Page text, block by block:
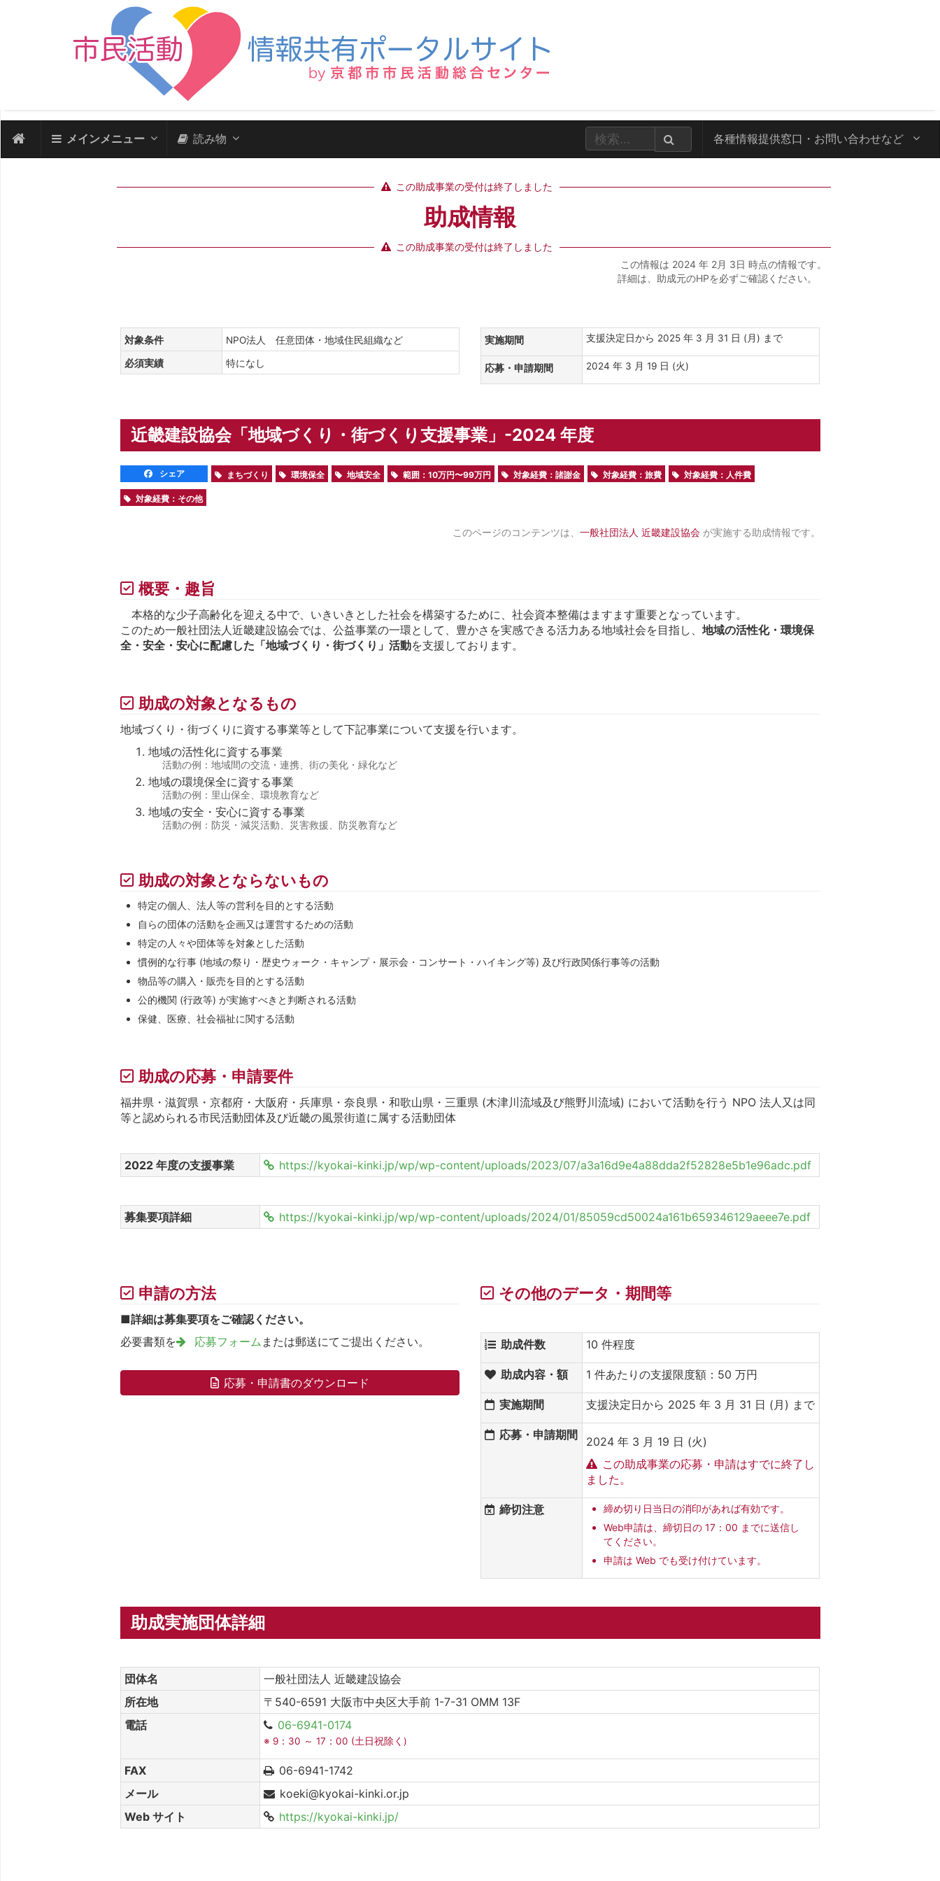
メインメニュー 読み物 各種情報提供窓口・ お問い合わせなど
この助成事業の受付は終了しました
助成情報
この助成事業の受付は終了しました
この情報は 2024 年 2月 3日 時点の情報です。
詳細は、助成元のHPを必ずご確認ください。
対象条件 NPO法人 任意団体・地域住民組織など
必須実績 特になし
実施期間 支援決定日から 2025 年 3 月 31 日 (月) まで
応募・申請期間 2024 年 3 月 19 日 (火)
近畿建設協会「地域づくり・街づくり支援事業」-2024 年度
シェア まちづくり 環境保全 地域安全 範囲：10万円〜99万円 対象経費：諸謝金 対象経費：旅費 対象経費：人件費
対象経費：その他
このページのコンテンツは、 一般社団法人 近畿建設協会が実施する助成情報です。
概要・趣旨
本格的な少子高齢化を迎える中で、いきいきとした社会を構築するために、社会資本整備はますます重要となっています。
このため一般社団法人近畿建設協会では、公益事業の一環として、豊かさを実感できる活力ある地域社会を目指し、地域の活性化・環境保
全・安全・安心に配慮した「地域づくり・街づくり」活動を支援しております。
助成の対象となるもの
地域づくり・街づくりに資する事業等として下記事業について支援を行います。
地域の活性化に資する事業
活動の例：地域間の交流・連携、街の美化・緑化など
地域の環境保全に資する事業
活動の例：里山保全、環境教育など
地域の安全・安心に資する事業
活動の例：防災・減災活動、災害救援、防災教育など
助成の対象とならないもの
特定の個人、法人等の営利を目的とする活動
自らの団体の活動を企画又は運営するための活動
特定の人々や団体等を対象とした活動
慣例的な行事 (地域の祭り・歴史ウォーク・キャンプ・展示会・コンサート・ハイキング等) 及び行政関係行事等の活動
物品等の購入・販売を目的とする活動
公的機関 (行政等) が実施すべきと判断される活動
保健、医療、社会福祉に関する活動
助成の応募・申請要件
福井県・滋賀県・京都府・大阪府・兵庫県・奈良県・和歌山県・三重県 (木津川流域及び熊野川流域) において活動を行う NPO 法人又は同
等と認められる市民活動団体及び近畿の風景街道に属する活動団体
2022 年度の支援事業 https://kyokai-kinki.jp/wp/wp-content/uploads/2023/07/a3a16d9e4a88dda2f52828e5b1e96adc.pdf
募集要項詳細 https://kyokai-kinki.jp/wp/wp-content/uploads/2024/01/85059cd50024a161b659346129aeee7e.pdf
申請の方法
■詳細は募集要項をご確認ください。
必要書類を
応募フォーム または郵送にてご提出ください。
応募・申請書のダウンロード
その他のデータ・期間等
助成件数 10 件程度
助成内容・額 1 件あたりの支援限度額：50 万円
実施期間 支援決定日から 2025 年 3 月 31 日 (月) まで
応募・申請期間
2024 年 3 月 19 日 (火)
この助成事業の応募・申請はすでに終了し
ました。
締切注意
締め切り日当日の消印があれば有効です。
Web申請は、締切日の 17：00 までに送信し
てください。
申請は Web でも受け付けています。
助成実施団体詳細
団体名
一般社団法人 近畿建設協会
所在地
〒540-6591 大阪市中央区大手前 1-7-31 OMM 13F
電話
06-6941-0174
※ 9：30 ～ 17：00 (土日祝除く)
FAX
06-6941-1742
メール
koeki@kyokai-kinki.or.jp
Web サイト
https://kyokai-kinki.jp/